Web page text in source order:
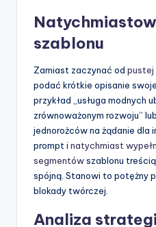
szablonu
Zamiast zaczynać od pustej
podać krótkie opisanie
przykład „usługa modnych
zrównoważonym rozwoju”
jednorożców na żądanie dla
prompt i natychmiast
segmentówszablonu
spójną. Stanowi to potężny
blokady twórczej.
Analiza